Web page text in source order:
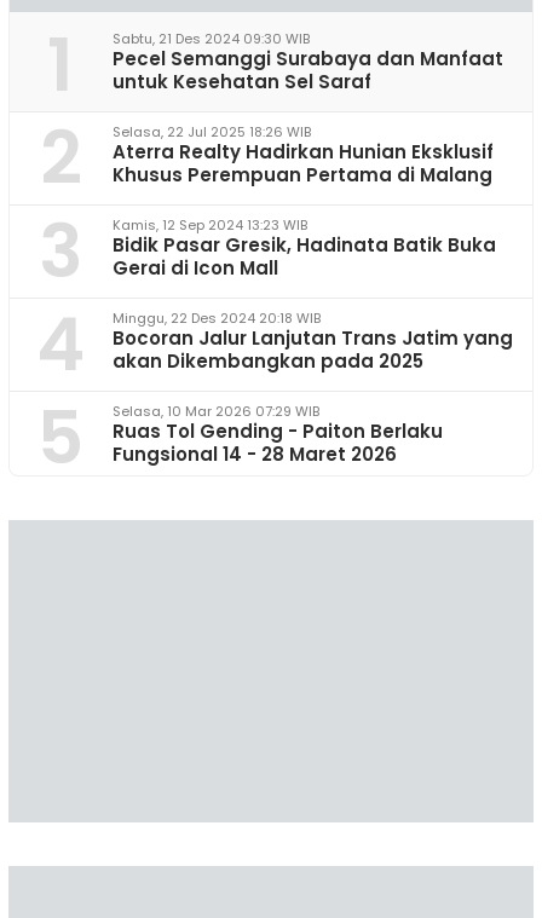
1 Sabtu, 21 Des 2024 09:30 WIB
Pecel Semanggi Surabaya dan Manfaat
untuk Kesehatan Sel Saraf
2 Selasa, 22 Jul 2025 18:26 WIB
Aterra Realty Hadirkan Hunian Eksklusif
Khusus Perempuan Pertama di Malang
3 Kamis, 12 Sep 2024 13:23 WIB
Bidik Pasar Gresik, Hadinata Batik Buka
Gerai di Icon Mall
4 Minggu, 22 Des 2024 20:18 WIB
Bocoran Jalur Lanjutan Trans Jatim yang
akan Dikembangkan pada 2025
5 Selasa, 10 Mar 2026 07:29 WIB
Ruas Tol Gending - Paiton Berlaku
Fungsional 14 - 28 Maret 2026